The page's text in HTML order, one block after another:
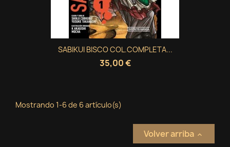
SABIKUI BISCO COL.COMPLETA...
35,00 €
Mostrando 1-6 de 6 artículo(s)
Volver arriba 